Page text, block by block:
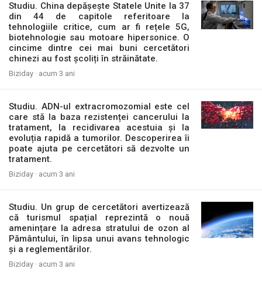
Studiu. China depășește Statele Unite la 37
din 44 de capitole referitoare la
tehnologiile critice, cum ar fi rețele 5G,
biotehnologie sau motoare hipersonice. O
cincime dintre cei mai buni cercetători
chinezi au fost școliți în străinătate.
Biziday · acum 3 ani
Studiu. ADN-ul extracromozomial este cel
care stă la baza rezistenței cancerului la
tratament, la recidivarea acestuia și la
evoluția rapidă a tumorilor. Descoperirea îi
poate ajuta pe cercetători să dezvolte un
tratament.
Biziday · acum 3 ani
Studiu. Un grup de cercetători avertizează
că turismul spațial reprezintă o nouă
amenințare la adresa stratului de ozon al
Pământului, în lipsa unui avans tehnologic
și a reglementărilor.
Biziday · acum 3 ani